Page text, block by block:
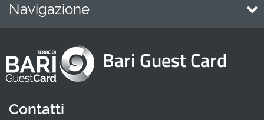
Navigazione
Attrattori
Eventi
Itinerari
Bari Guest Card
Contatti